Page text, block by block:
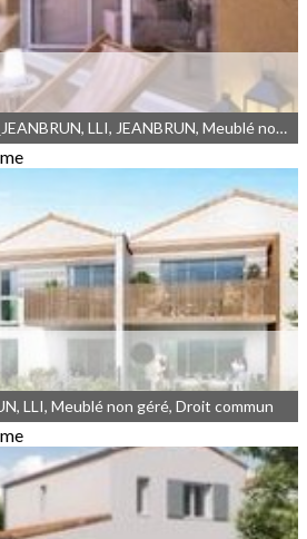
€
Résidence Principale, LLI_JEANBRUN, LLI, JEANBRUN, Meublé non géré, Droit commun
€
LLI, Meublé non géré, Droit commun